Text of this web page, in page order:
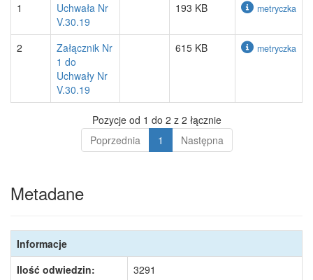
1
Uchwała Nr
V.30.19
193 KB metryczka
2
Załącznik Nr
1 do
Uchwały Nr
V.30.19
615 KB metryczka
Pozycje od 1 do 2 z 2 łącznie
Poprzednia
1 Następna
Metadane
Informacje
Ilość odwiedzin:
3291